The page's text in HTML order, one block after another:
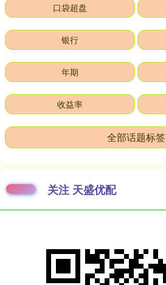
口袋超盘
银行
年期
收益率
全部话题标签
关注 天盛优配